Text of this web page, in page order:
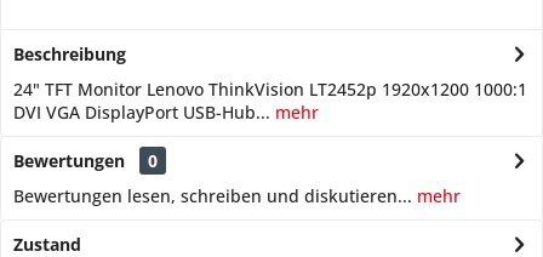
Beschreibung
24" TFT Monitor Lenovo ThinkVision LT2452p 1920x1200 1000:1
DVI VGA DisplayPort USB-Hub... mehr
Bewertungen
0
Bewertungen lesen, schreiben und diskutieren... mehr
Zustand